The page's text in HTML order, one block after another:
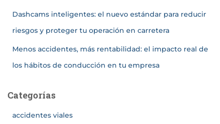
Dashcams inteligentes: el nuevo estándar para reducir
riesgos y proteger tu operación en carretera
Menos accidentes, más rentabilidad: el impacto real de
los hábitos de conducción en tu empresa
Categorías
accidentes viales